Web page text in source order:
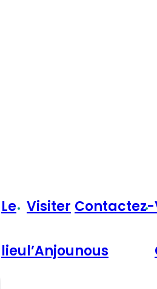
Le
lieu
Visiter
l’Anjou
Contactez-
nous